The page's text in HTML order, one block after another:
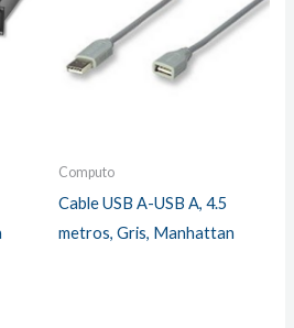
Computo
Cable USB A-USB A, 4.5
metros, Gris, Manhattan